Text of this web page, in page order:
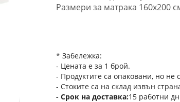
Размери за матрака 160x200
* Забележка:
- Цената е за 1 брой.
- Продуктите са опаковани, но не
- Стоките са на склад извън
Срок на доставка 15 работни